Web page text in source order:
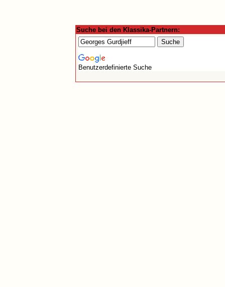
Suche bei den Klassika-Partnern:
Benutzerdefinierte Suche